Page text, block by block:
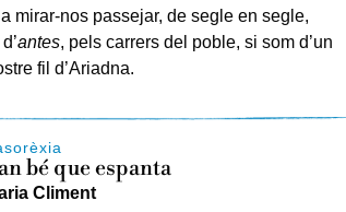
mirar-nos passejar, de segle en segle,
antes, pels carrers del poble, si som d’un
fil d’Ariadna.
bé que espanta
Climent